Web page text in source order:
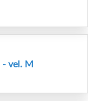
- vel. M